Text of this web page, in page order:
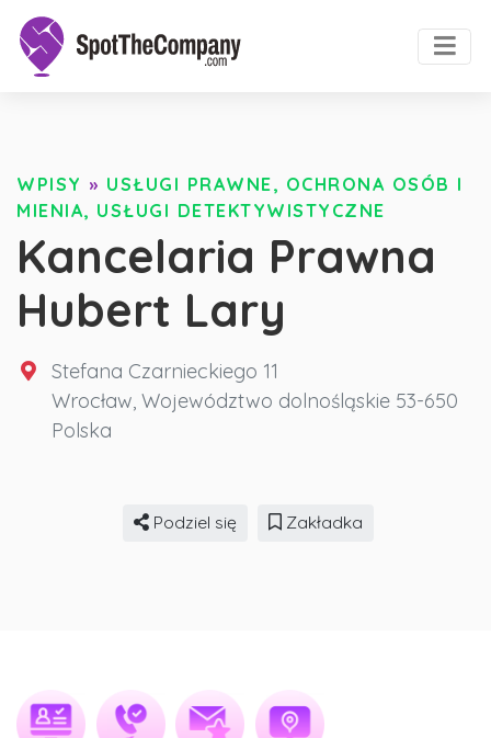
WPISY » USŁUGI PRAWNE, OCHRONA OSÓB I
MIENIA, USŁUGI DETEKTYWISTYCZNE
Kancelaria Prawna
Hubert Lary
Stefana Czarnieckiego 11
Wrocław, Województwo dolnośląskie 53-650
Polska
Podziel się Zakładka